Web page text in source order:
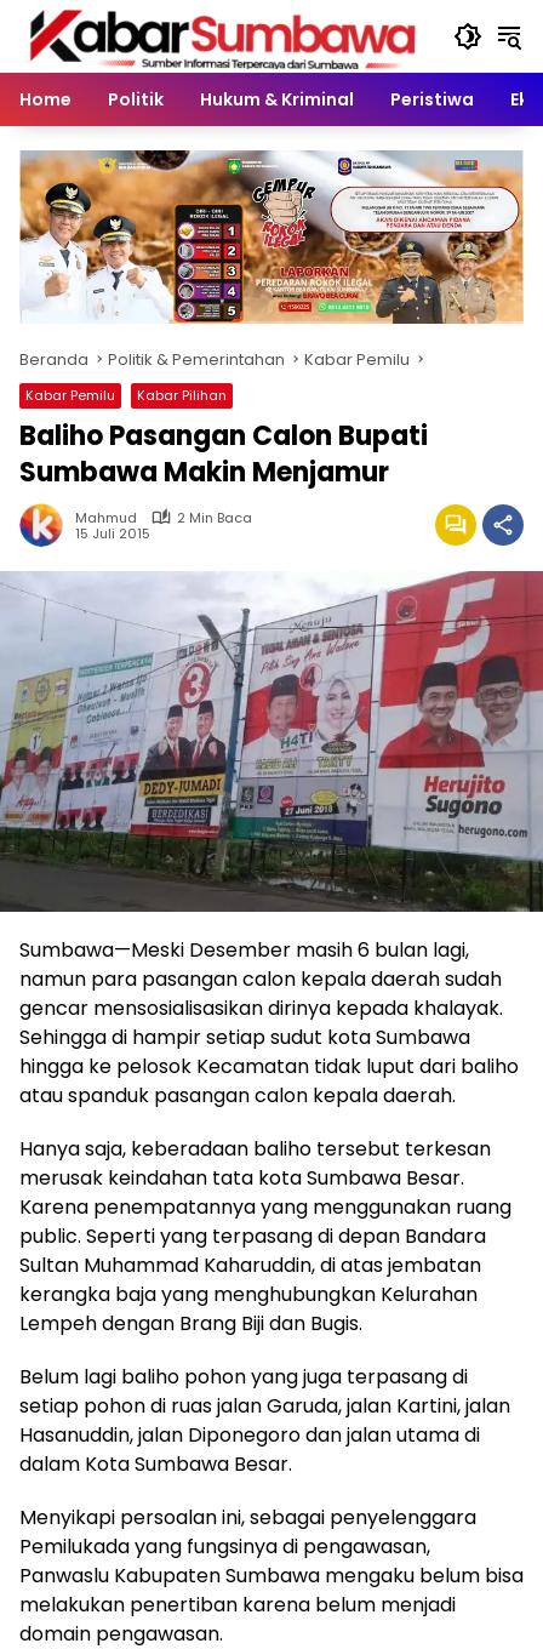
Langsung
konten
Home
Politik Hukum & Kriminal Peristiwa
Beranda Politik & Pemerintahan Kabar Pemilu
Kabar Pemilu Kabar Pilihan
Baliho Pasangan Calon Bupati
Sumbawa Makin Menjamur
Mahmud
2 Min Baca
15 Juli 2015
Sumbawa—Meski Desember masih 6 bulan lagi,
namun para pasangan calon kepala daerah sudah
gencar mensosialisasikan dirinya kepada khalayak.
Sehingga di hampir setiap sudut kota Sumbawa
hingga ke pelosok Kecamatan tidak luput dari baliho
atau spanduk pasangan calon kepala daerah.
Hanya saja, keberadaan baliho tersebut terkesan
merusak keindahan tata kota Sumbawa Besar.
Karena penempatannya yang menggunakan ruang
public. Seperti yang terpasang di depan Bandara
Sultan Muhammad Kaharuddin, di atas jembatan
kerangka baja yang menghubungkan Kelurahan
Lempeh dengan Brang Biji dan Bugis.
Belum lagi baliho pohon yang juga terpasang di
setiap pohon di ruas jalan Garuda, jalan Kartini, jalan
Hasanuddin, jalan Diponegoro dan jalan utama di
dalam Kota Sumbawa Besar.
Menyikapi persoalan ini, sebagai penyelenggara
Pemilukada yang fungsinya di pengawasan,
Panwaslu Kabupaten Sumbawa mengaku belum bisa
melakukan penertiban karena belum menjadi
domain pengawasan.